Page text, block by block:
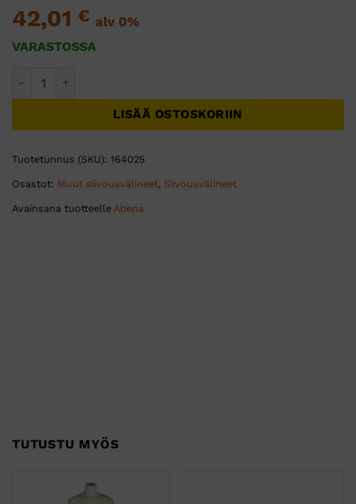
42,01 € alv 0%
VARASTOSSA
LISÄÄ OSTOSKORIIN
Tuotetunnus (SKU): 164025
Osastot: Muut siivousvälineet, Siivousvälineet
Avainsana tuotteelle Abena
TUTUSTU MYÖS